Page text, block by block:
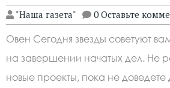
"Наша газета" 0 Оставьте
Овен Сегодня звезды советуют
на завершении начатых дел. Не
новые проекты, пока не